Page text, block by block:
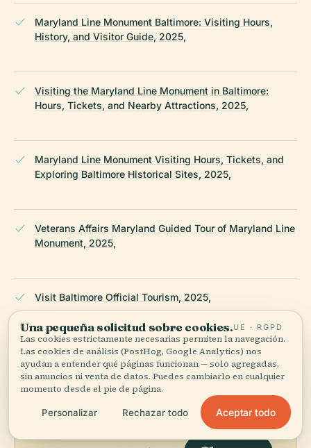
Maryland Line Monument Baltimore: Visiting Hours,
History, and Visitor Guide, 2025,
Visiting the Maryland Line Monument in Baltimore:
Hours, Tickets, and Nearby Attractions, 2025,
Maryland Line Monument Visiting Hours, Tickets, and
Exploring Baltimore Historical Sites, 2025,
Veterans Affairs Maryland Guided Tour of Maryland Line
Monument, 2025,
Visit Baltimore Official Tourism, 2025,
ÚLTIMA REVISIÓN: APRIL 2026
Documentado a partir de Wikidata, Wikipedia y fuentes
oficiales · verificado ·Cómo hacemos nuestras guías →
Una pequeña solicitud sobre cookies.UE · RGPD
Las cookies estrictamente necesarias permiten la navegación.
Las cookies de análisis (PostHog, Google Analytics) nos
ayudan a entender qué páginas funcionan — solo agregadas,
sin anuncios ni venta de datos. Puedes cambiarlo en cualquier
momento desde el pie de página.
Personalizar Rechazar todo Aceptar todo